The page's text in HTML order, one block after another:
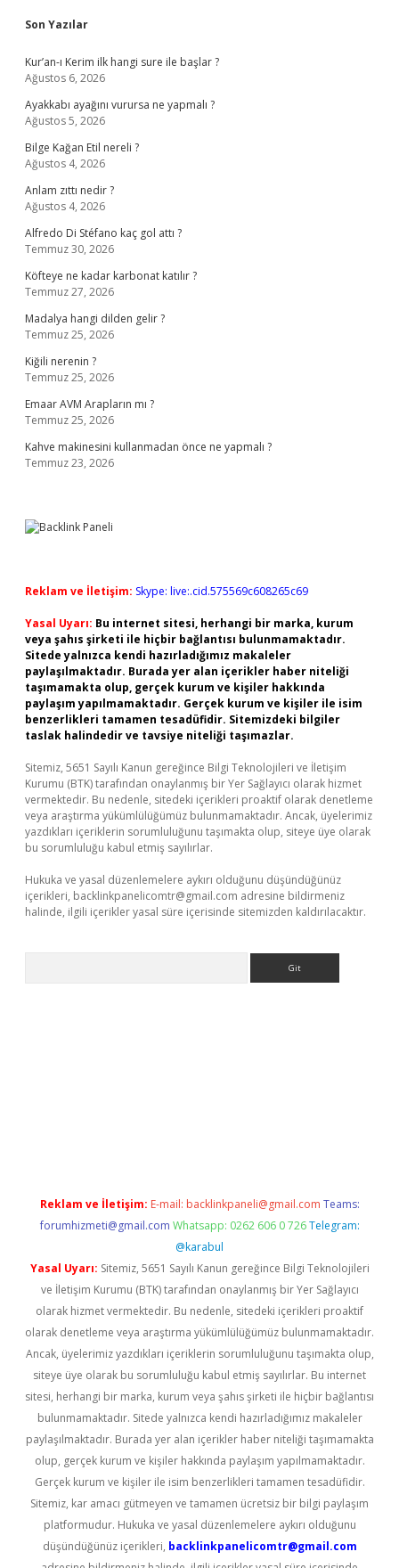
Sidebar
Son Yazılar
Kur’an-ı Kerim ilk hangi sure ile başlar ?
Ağustos 6, 2026
Ayakkabı ayağını vurursa ne yapmalı ?
Ağustos 5, 2026
Bilge Kağan Etil nereli ?
Ağustos 4, 2026
Anlam zıttı nedir ?
Ağustos 4, 2026
Alfredo Di Stéfano kaç gol attı ?
Temmuz 30, 2026
Köfteye ne kadar karbonat katılır ?
Temmuz 27, 2026
Madalya hangi dilden gelir ?
Temmuz 25, 2026
Kiğili nerenin ?
Temmuz 25, 2026
Emaar AVM Arapların mı ?
Temmuz 25, 2026
Kahve makinesini kullanmadan önce ne yapmalı ?
Temmuz 23, 2026
Reklam ve İletişim: Skype: live:.cid.575569c608265c69
Yasal Uyarı: Bu internet sitesi, herhangi bir marka, kurum
veya şahıs şirketi ile hiçbir bağlantısı bulunmamaktadır.
Sitede yalnızca kendi hazırladığımız makaleler
paylaşılmaktadır. Burada yer alan içerikler haber niteliği
taşımamakta olup, gerçek kurum ve kişiler hakkında
paylaşım yapılmamaktadır. Gerçek kurum ve kişiler ile isim
benzerlikleri tamamen tesadüfidir. Sitemizdeki bilgiler
taslak halindedir ve tavsiye niteliği taşımazlar.
Sitemiz, 5651 Sayılı Kanun gereğince Bilgi Teknolojileri ve İletişim
Kurumu (BTK) tarafından onaylanmış bir Yer Sağlayıcı olarak hizmet
vermektedir. Bu nedenle, sitedeki içerikleri proaktif olarak denetleme
veya araştırma yükümlülüğümüz bulunmamaktadır. Ancak, üyelerimiz
yazdıkları içeriklerin sorumluluğunu taşımakta olup, siteye üye olarak
bu sorumluluğu kabul etmiş sayılırlar.
Hukuka ve yasal düzenlemelere aykırı olduğunu düşündüğünüz
içerikleri, backlinkpanelicomtr@gmail.com adresine bildirmeniz
halinde, ilgili içerikler yasal süre içerisinde sitemizden kaldırılacaktır.
Reklam ve İletişim: E-mail: backlinkpaneli@gmail.com Teams:
forumhizmeti@gmail.com Whatsapp: 0262 606 0 726 Telegram:
@karabul
Yasal Uyarı: Sitemiz, 5651 Sayılı Kanun gereğince Bilgi Teknolojileri
ve İletişim Kurumu (BTK) tarafından onaylanmış bir Yer Sağlayıcı
olarak hizmet vermektedir. Bu nedenle, sitedeki içerikleri proaktif
olarak denetleme veya araştırma yükümlülüğümüz bulunmamaktadır.
Ancak, üyelerimiz yazdıkları içeriklerin sorumluluğunu taşımakta olup,
siteye üye olarak bu sorumluluğu kabul etmiş sayılırlar. Bu internet
sitesi, herhangi bir marka, kurum veya şahıs şirketi ile hiçbir bağlantısı
bulunmamaktadır. Sitede yalnızca kendi hazırladığımız makaleler
paylaşılmaktadır. Burada yer alan içerikler haber niteliği taşımamakta
olup, gerçek kurum ve kişiler hakkında paylaşım yapılmamaktadır.
Gerçek kurum ve kişiler ile isim benzerlikleri tamamen tesadüfidir.
Sitemiz, kar amacı gütmeyen ve tamamen ücretsiz bir bilgi paylaşım
platformudur. Hukuka ve yasal düzenlemelere aykırı olduğunu
düşündüğünüz içerikleri, backlinkpanelicomtr@gmail.com